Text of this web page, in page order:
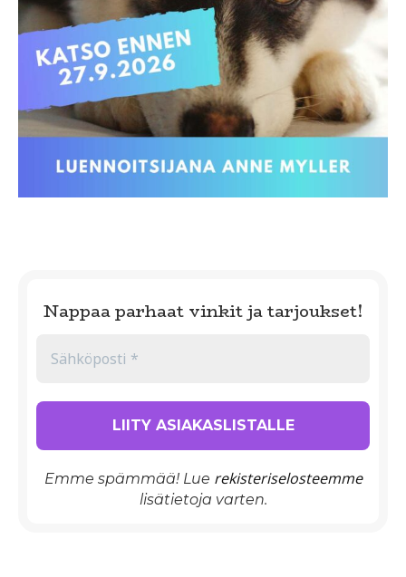
Nappaa parhaat vinkit ja tarjoukset!
Emme spämmää! Lue rekisteriselosteemme
lisätietoja varten.